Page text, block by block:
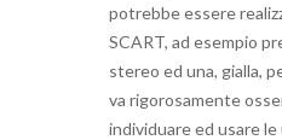
potrebbe essere
SCART, ad esempio
stereo ed una, gialla,
va rigorosamente
individuare ed usare